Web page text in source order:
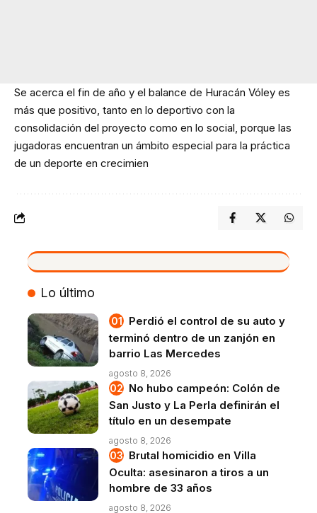
Se acerca el fin de año y el balance de Huracán Vóley es
más que positivo, tanto en lo deportivo con la
consolidación del proyecto como en lo social, porque las
jugadoras encuentran un ámbito especial para la práctica
de un deporte en crecimien
VIVO
Lo último
Perdió el control de su auto y
terminó dentro de un zanjón en
barrio Las Mercedes
agosto 8, 2026
No hubo campeón: Colón de
San Justo y La Perla definirán el
título en un desempate
agosto 8, 2026
Brutal homicidio en Villa
Oculta: asesinaron a tiros a un
hombre de 33 años
agosto 8, 2026